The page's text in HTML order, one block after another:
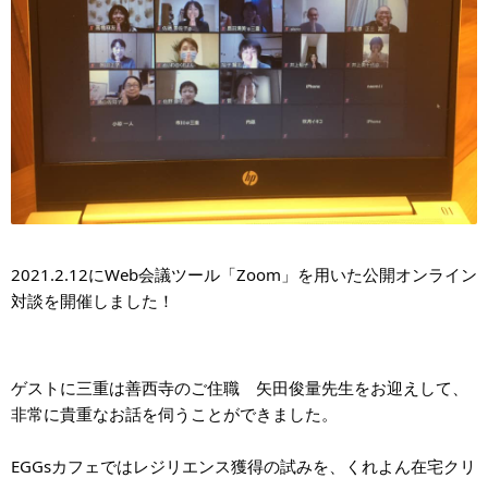
2021.2.12にWeb会議ツール「Zoom」を用いた公開オンライン
対談を開催しました！
ゲストに三重は善西寺のご住職　矢田俊量先生をお迎えして、
非常に貴重なお話を伺うことができました。
EGGsカフェではレジリエンス獲得の試みを、くれよん在宅クリ